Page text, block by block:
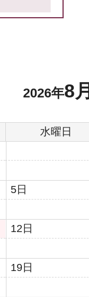
2026年8月
水曜日
5日
12日
19日